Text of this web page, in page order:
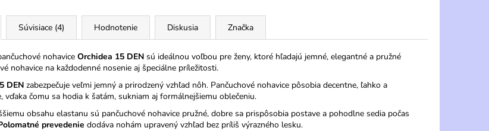
Súvisiace (4) Hodnotenie Diskusia Značka
nohavice Orchidea 15 DEN sú ideálnou voľbou pre ženy, ktoré hľadajú jemné, elegantné a pružné
nohavice na každodenné nosenie aj špeciálne príležitosti.
DEN zabezpečuje veľmi jemný a prirodzený vzhľad nôh. Pančuchové nohavice pôsobia decentne, ľahko a
vďaka čomu sa hodia k šatám, sukniam aj formálnejšiemu oblečeniu.
obsahu elastanu sú pančuchové nohavice pružné, dobre sa prispôsobia postave a pohodlne sedia počas
prevedenie dodáva nohám upravený vzhľad bez príliš výrazného lesku.